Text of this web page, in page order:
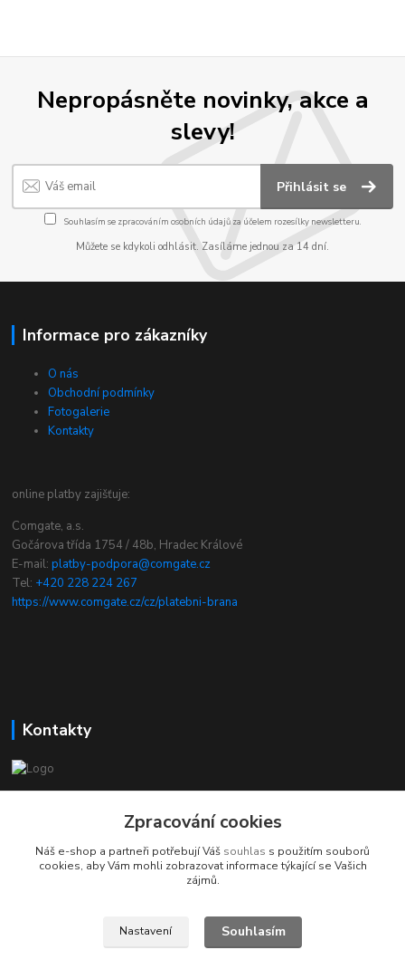
Nepropásněte novinky, akce a
slevy!
Přihlásit se
Souhlasím se zpracováním osobních údajůza účelem rozesílky newsletteru.
Můžete se kdykoli odhlásit. Zasíláme jednou za 14 dní.
Informace pro zákazníky
O nás
Obchodní podmínky
Fotogalerie
Kontakty
online platby zajišťuje:
Comgate, a.s.
Gočárova třída 1754 / 48b, Hradec Králové
E-mail:platby-podpora@comgate.cz
Tel: +420 228 224 267
https://www.comgate.cz/cz/platebni-brana
Kontakty
+420 777 896 071
Zpracování cookies
Náš e-shop a partneři potřebují Váš souhlas s použitím souborů
cookies, aby Vám mohli zobrazovat informace týkající se Vašich
zájmů.
Nastavení Souhlasím